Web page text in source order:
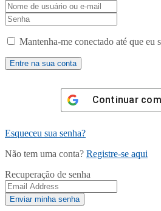
Mantenha-me conectado até que eu
Continuar com
Esqueceu sua senha?
Não tem uma conta? Registre-se aqui
Recuperação de senha